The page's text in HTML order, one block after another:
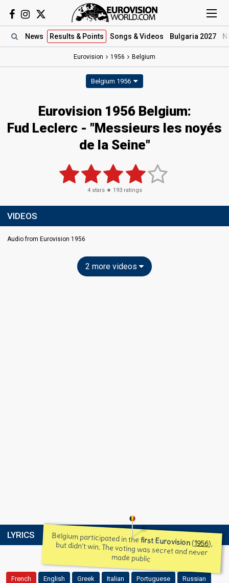
News Results & Points Songs & Videos Bulgaria 2027
Eurovision 1956 Belgium
Belgium 1956
Eurovision 1956 Belgium:
Fud Leclerc - "Messieurs les noyés
de la Seine"
4stars ★ 193ratings
VIDEOS
Audio from Eurovision 1956
2 more videos
LYRICS Belgium participated in thefirst Eurovision(1956), but didn't win. The voting was secret and never
made public
French English Greek Italian Portuguese Russian